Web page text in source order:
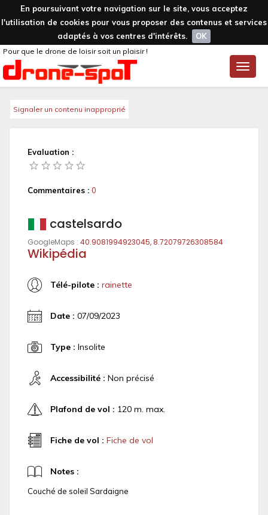
En poursuivant votre navigation sur le site, vous acceptez
l'utilisation de cookies pour vous proposer des contenus et services
adaptés à vos centres d'intérêts.
OK
Toggle
Pour que le drone de loisir soit un plaisir !
Signaler un contenu inapproprié
Evaluation :
Commentaires : 0
castelsardo
GoogleMaps : 40.9081994923045, 8.72079726308584
Wikipédia
Télé-pilote : rainette
Date : 07/09/2023
Type : Insolite
Accessibilité : Non précisé
Plafond de vol : 120 m. max.
Fiche de vol : Fiche de vol
Notes :
Couché de soleil Sardaigne